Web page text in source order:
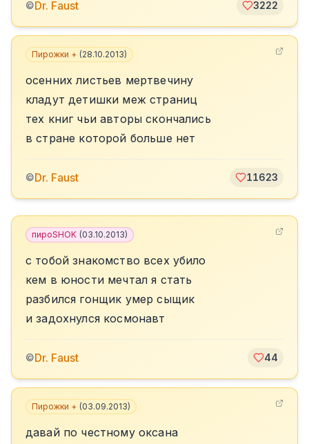
©Dr. Faust 3222
Пирожки + (28.10.2013)
осенних листьев мертвечину
кладут детишки меж страниц
тех книг чьи авторы скончались
в стране которой больше нет
©Dr. Faust 11623
пироSHOK (03.10.2013)
с тобой знакомство всех убило
кем в юности мечтал я стать
разбился гонщик умер сыщик
и задохнулся космонавт
©Dr. Faust 44
Пирожки + (03.09.2013)
давай по честному оксана